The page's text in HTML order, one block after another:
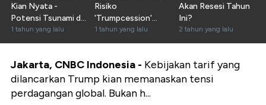
Kian Nyata -
Potensi Tsunami di
Bandara Kulon
Progo
1 tahun yang lalu
Risiko
'Trumpcession'
Meningkat
1 tahun yang lalu
Akan Resesi Tahun
Ini?
2 tahun yang lalu
Jakarta, CNBC Indonesia - Kebijakan tarif yang
dilancarkan Trump kian memanaskan tensi
perdagangan global. Bukan h...